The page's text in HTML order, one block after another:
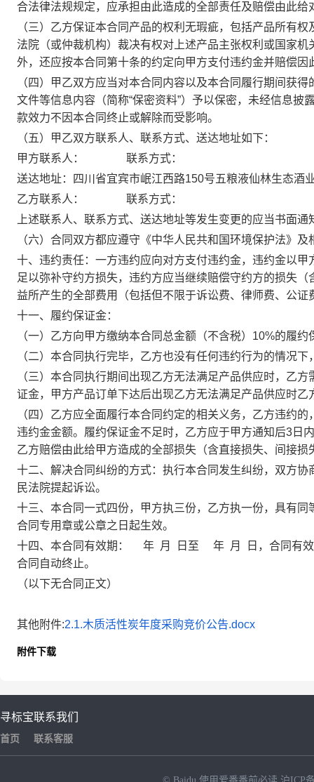
合法律法规规定，应承担由此造成的全部责任及赔偿由此给
（三）乙方保证本合同产品的权利无瑕疵，包括产品所有
法院（或仲裁机构）裁决有权对上述产品主张权利或国家
外，还应按本合同第十条的约定向甲方支付违约金并赔偿因
（四）甲乙双方应当对本合同内容以及本合同履行期间获
文件等信息内容（简称“保密资料”）予以保密，未经信息
款效力不因本合同终止或解除而受影响。
（五）甲乙双方联系人、联系方式、送达地址如下：
甲方联系人：
联系方式：
送达地址：四川省宜宾市岷江西路150号五粮液仙林生态酒
乙方联系人：
联系方式：
上述联系人、联系方式、送达地址等发生变更的应当书面
（六）合同双方都应遵守《中华人民共和国环境保护法》及
十、违约责任：一方违约应向对方支付违约金，违约金以
足以弥补守约方损失，违约方应当继续赔偿守约方的损失
益所产生的全部费用（包括但不限于诉讼费、律师费、公
十一、履约保证金：
（一）乙方向甲方缴纳本合同总金额（不含税）10%的履
（二）本合同执行完毕，乙方也没有任何违约行为的情况
（三）本合同执行期间出现乙方无法满足产品供应时，乙
证金，甲方产品订单下达后出现乙方无法满足产品供应时乙
（四）乙方应全面履行本合同约定的相关义务，乙方违约
违约金金额。履约保证金不足时，乙方应于甲方通知后3日
乙方赔偿由此给甲方造成的全部损失（含直接损失、间接损
十二、解决合同纠纷的方式：执行本合同发生纠纷，双方
民法院提起诉讼。
十三、本合同一式四份，甲方执三份，乙方执一份，具有
合同专用章或公章之日起生效。
十四、本合同有效期：
年 月 日至 年 月
日，合同有
合同自动终止。
（以下无合同正文）
其他附件:2.1.木质活性炭年度采购竞价公告.docx
附件下载
寻标宝
首页
联系我们
联系客服